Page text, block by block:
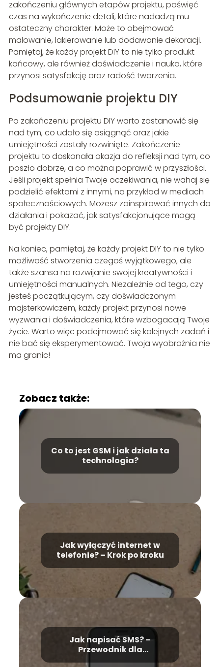
zakończeniu głównych etapów projektu, poświęć
czas na wykończenie detali, które nadadzą mu
ostateczny charakter. Może to obejmować
malowanie, lakierowanie lub dodawanie dekoracji.
Pamiętaj, że każdy projekt DIY to nie tylko produkt
końcowy, ale również doświadczenie i nauka, które
przynosi satysfakcję oraz radość tworzenia.
Podsumowanie projektu DIY
Po zakończeniu projektu DIY warto zastanowić się
nad tym, co udało się osiągnąć oraz jakie
umiejętności zostały rozwinięte. Zakończenie
projektu to doskonała okazja do refleksji nad tym, co
poszło dobrze, a co można poprawić w przyszłości.
Jeśli projekt spełnia Twoje oczekiwania, nie wahaj się
podzielić efektami z innymi, na przykład w mediach
społecznościowych. Możesz zainspirować innych do
działania i pokazać, jak satysfakcjonujące mogą
być projekty DIY.
Na koniec, pamiętaj, że każdy projekt DIY to nie tylko
możliwość stworzenia czegoś wyjątkowego, ale
także szansa na rozwijanie swojej kreatywności i
umiejętności manualnych. Niezależnie od tego, czy
jesteś początkującym, czy doświadczonym
majsterkowiczem, każdy projekt przynosi nowe
wyzwania i doświadczenia, które wzbogacają Twoje
życie. Warto więc podejmować się kolejnych zadań i
nie bać się eksperymentować. Twoja wyobraźnia nie
ma granic!
Zobacz także:
Co to jest GSM i jak działa ta
technologia?
Jak wyłączyć internet w
telefonie? – Krok po kroku
Jak napisać SMS? –
Przewodnik dla